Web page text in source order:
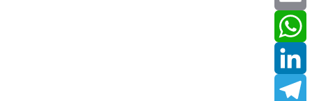
Email
WhatsApp
LinkedIn